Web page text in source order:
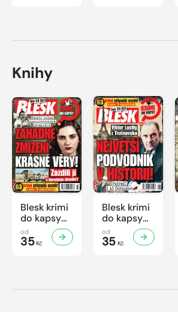
Knihy
Blesk krimi
do kapsy
č.7/2026
od
35Kč
Blesk krimi
do kapsy
č.6/2026
od
35Kč